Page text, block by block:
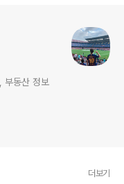
, 재테크, 부동산 정보
더보기